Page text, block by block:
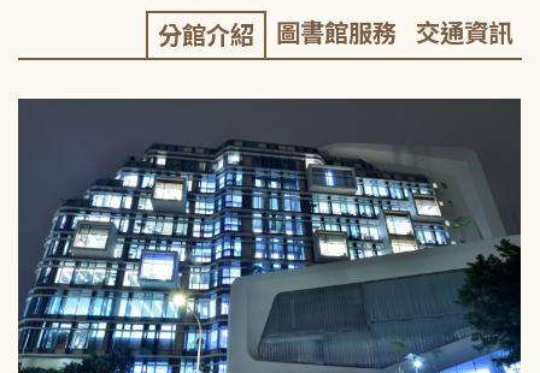
分館介紹 圖書館服務 交通資訊